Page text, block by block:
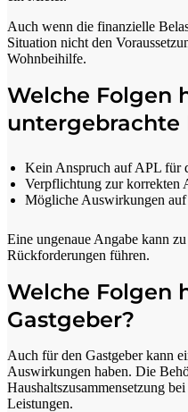
Auch wenn die finanzielle
Situation nicht den
Wohnbeihilfe.
Welche Folgen
untergebrachte
Kein Anspruch auf APL für
Verpflichtung zur korrekten
Mögliche Auswirkungen auf
Eine ungenaue Angabe kann
Rückforderungen führen.
Welche Folgen
Gastgeber?
Auch für den Gastgeber kann
Auswirkungen haben. Die
Haushaltszusammensetzung
Leistungen.